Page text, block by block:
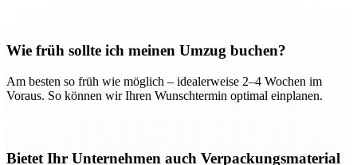
Wie früh sollte ich meinen Umzug buchen?
Am besten so früh wie möglich – idealerweise 2–4 Wochen im
Voraus. So können wir Ihren Wunschtermin optimal einplanen.
Bietet Ihr Unternehmen auch Verpackungsmaterial